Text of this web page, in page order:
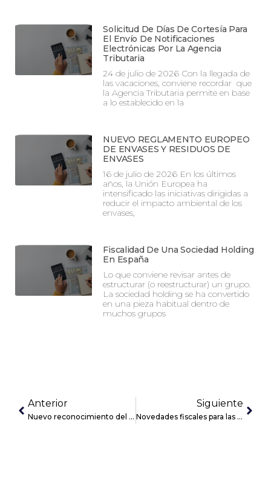
Solicitud De Días De Cortesía Para
El Envío De Notificaciones
Electrónicas Por La Agencia
Tributaria
24 de julio de 2026 Con la llegada de
las vacaciones, conviene recordar que
la Agencia Tributaria permite en base
a lo establecido en la
NUEVO REGLAMENTO EUROPEO
DE ENVASES Y RESIDUOS DE
ENVASES
16 de julio de 2026 En los últimos
años, la Unión Europea ha
intensificado las iniciativas dirigidas a
reducir el impacto ambiental de los
envases,
Fiscalidad De Una Sociedad Holding
En España
Lo que conviene revisar antes de
estructurar (o reestructurar) un grupo.
La sociedad holding se ha convertido
en una pieza habitual dentro de
muchos grupos
Anterior
Nuevo reconocimiento del ranking Leaders League para Confianz
Siguiente
Novedades fiscales para las pymes ante el cierre de 2020